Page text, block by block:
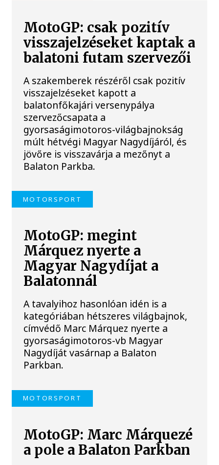
MotoGP: csak pozitív
visszajelzéseket kaptak a
balatoni futam szervezői
A szakemberek részéről csak pozitív
visszajelzéseket kapott a
balatonfőkajári versenypálya
szervezőcsapata a
gyorsaságimotoros-világbajnokság
múlt hétvégi Magyar Nagydíjáról, és
jövőre is visszavárja a mezőnyt a
Balaton Parkba.
MOTORSPORT
MotoGP: megint
Márquez nyerte a
Magyar Nagydíjat a
Balatonnál
A tavalyihoz hasonlóan idén is a
kategóriában hétszeres világbajnok,
címvédő Marc Márquez nyerte a
gyorsaságimotoros-vb Magyar
Nagydíját vasárnap a Balaton
Parkban.
MOTORSPORT
MotoGP: Marc Márquezé
a pole a Balaton Parkban